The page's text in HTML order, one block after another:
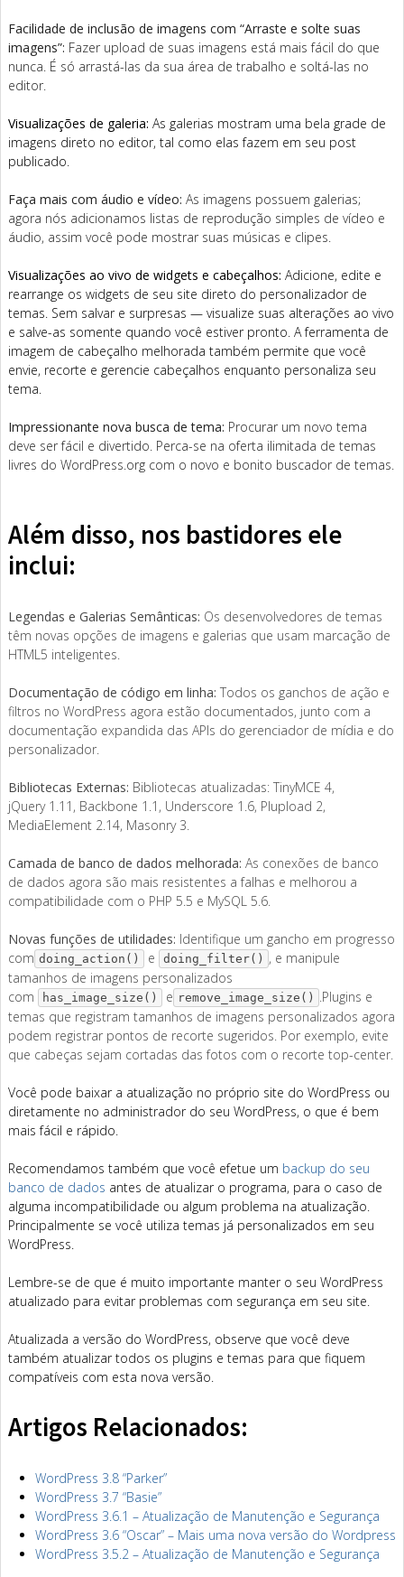
Facilidade de inclusão de imagens com “Arraste e solte suas
imagens”: Fazer upload de suas imagens está mais fácil do que
nunca. É só arrastá-las da sua área de trabalho e soltá-las no
editor.
Visualizações de galeria: As galerias mostram uma bela grade de
imagens direto no editor, tal como elas fazem em seu post
publicado.
Faça mais com áudio e vídeo: As imagens possuem galerias;
agora nós adicionamos listas de reprodução simples de vídeo e
áudio, assim você pode mostrar suas músicas e clipes.
Visualizações ao vivo de widgets e cabeçalhos: Adicione, edite e
rearrange os widgets de seu site direto do personalizador de
temas. Sem salvar e surpresas — visualize suas alterações ao vivo
e salve-as somente quando você estiver pronto. A ferramenta de
imagem de cabeçalho melhorada também permite que você
envie, recorte e gerencie cabeçalhos enquanto personaliza seu
tema.
Impressionante nova busca de tema: Procurar um novo tema
deve ser fácil e divertido. Perca-se na oferta ilimitada de temas
livres do WordPress.org com o novo e bonito buscador de temas.
Além disso, nos bastidores ele
inclui:
Legendas e Galerias Semânticas: Os desenvolvedores de temas
têm novas opções de imagens e galerias que usam marcação de
HTML5 inteligentes.
Documentação de código em linha: Todos os ganchos de ação e
filtros no WordPress agora estão documentados, junto com a
documentação expandida das APIs do gerenciador de mídia e do
personalizador.
Bibliotecas Externas: Bibliotecas atualizadas: TinyMCE 4,
jQuery 1.11, Backbone 1.1, Underscore 1.6, Plupload 2,
MediaElement 2.14, Masonry 3.
Camada de banco de dados melhorada: As conexões de banco
de dados agora são mais resistentes a falhas e melhorou a
compatibilidade com o PHP 5.5 e MySQL 5.6.
Novas funções de utilidades: Identifique um gancho em progresso
com doing_action() e doing_filter() , e manipule
tamanhos de imagens personalizados
com
has_image_size() e remove_image_size()
.Plugins e
temas que registram tamanhos de imagens personalizados agora
podem registrar pontos de recorte sugeridos. Por exemplo, evite
que cabeças sejam cortadas das fotos com o recorte top-center.
Você pode baixar a atualização no próprio site do WordPress ou
diretamente no administrador do seu WordPress, o que é bem
mais fácil e rápido.
Recomendamos também que você efetue um backup do seu
banco de dados antes de atualizar o programa, para o caso de
alguma incompatibilidade ou algum problema na atualização.
Principalmente se você utiliza temas já personalizados em seu
WordPress.
Lembre-se de que é muito importante manter o seu WordPress
atualizado para evitar problemas com segurança em seu site.
Atualizada a versão do WordPress, observe que você deve
também atualizar todos os plugins e temas para que fiquem
compatíveis com esta nova versão.
Artigos Relacionados:
WordPress 3.8 “Parker”
WordPress 3.7 “Basie”
WordPress 3.6.1 – Atualização de Manutenção e Segurança
WordPress 3.6 “Oscar” – Mais uma nova versão do Wordpress
WordPress 3.5.2 – Atualização de Manutenção e Segurança